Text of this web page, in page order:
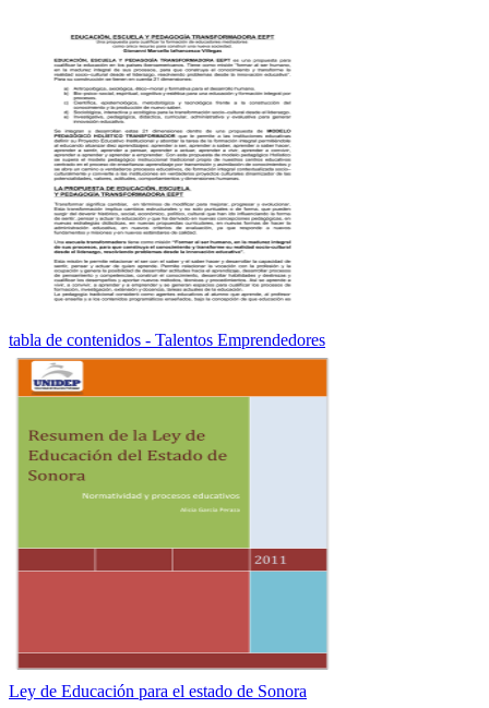
tabla de contenidos - Talentos Emprendedores
Ley de Educación para el estado de Sonora